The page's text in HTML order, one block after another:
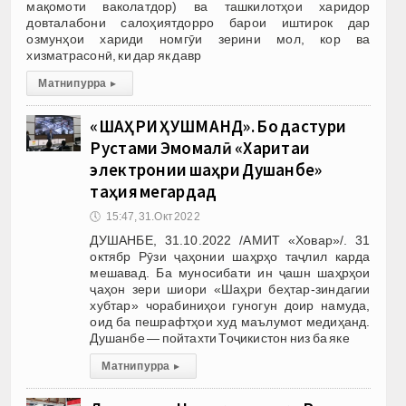
мақомоти ваколатдор) ва ташкилотҳои харидор
довталабони салоҳиятдорро барои иштирок дар
озмунҳои хариди номгӯи зерини мол, кор ва
хизматрасонӣ, ки дар як давр
Матни пурра ▸
«ШАҲРИ ҲУШМАНД». Бо дастури
Рустами Эмомалӣ «Харитаи
электронии шаҳри Душанбе»
таҳия мегардад
🕔 15:47, 31.Окт 2022
ДУШАНБЕ, 31.10.2022 /АМИТ «Ховар»/. 31
октябр Рӯзи ҷаҳонии шаҳрҳо таҷлил карда
мешавад. Ба муносибати ин ҷашн шаҳрҳои
ҷаҳон зери шиори «Шаҳри беҳтар-зиндагии
хубтар» чорабиниҳои гуногун доир намуда,
оид ба пешрафтҳои худ маълумот медиҳанд.
Душанбе — пойтахти Тоҷикистон низ ба яке
Матни пурра ▸